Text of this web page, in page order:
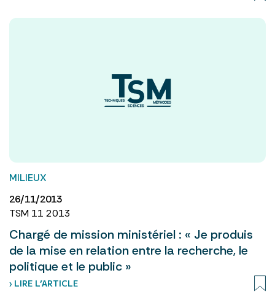
MILIEUX
26/11/2013
TSM 11 2013
Chargé de mission ministériel : « Je produis
de la mise en relation entre la recherche, le
politique et le public »
› LIRE L’ARTICLE